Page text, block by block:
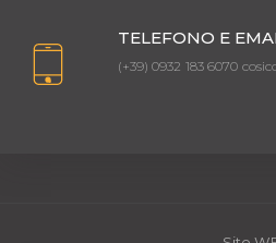
TELEFONO E
(+39) 0932 183 6070